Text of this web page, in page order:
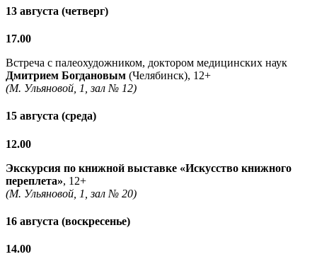
13 августа (четверг)
17.00
Встреча с палеохудожником, доктором медицинских наук
Дмитрием Богдановым (Челябинск), 12+
(М. Ульяновой, 1, зал № 12)
15 августа (среда)
12.00
Экскурсия по книжной выставке «Искусство книжного
переплета», 12+
(М. Ульяновой, 1, зал № 20)
16 августа (воскресенье)
14.00